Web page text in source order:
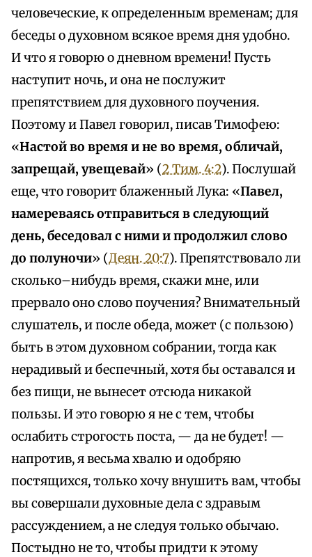
человеческие, к определенным временам; для
беседы о духовном всякое время дня удобно.
И что я говорю о дневном времени! Пусть
наступит ночь, и она не послужит
препятствием для духовного поучения.
Поэтому и Павел говорил, писав Тимофею:
«Настой во время и не во время, обличай,
запрещай, увещевай» (2 Тим. 4:2). Послушай
еще, что говорит блаженный Лука: «Павел,
намереваясь отправиться в следующий
день, беседовал с ними и продолжил слово
до полуночи» (Деян. 20:7). Препятствовало ли
сколько–нибудь время, скажи мне, или
прервало оно слово поучения? Внимательный
слушатель, и после обеда, может (с пользою)
быть в этом духовном собрании, тогда как
нерадивый и беспечный, хотя бы оставался и
без пищи, не вынесет отсюда никакой
пользы. И это говорю я не с тем, чтобы
ослабить строгость поста, — да не будет! —
напротив, я весьма хвалю и одобряю
постящихся, только хочу внушить вам, чтобы
вы совершали духовные дела с здравым
рассуждением, а не следуя только обычаю.
Постыдно не то, чтобы придти к этому